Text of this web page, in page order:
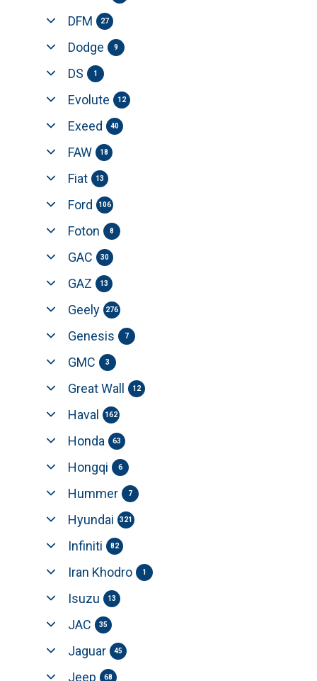
DFM
27
Dodge 9
DS 1
Evolute 12
Exeed 40
FAW 18
Fiat 13
Ford 106
Foton 8
GAC 30
GAZ 13
Geely 276
Genesis 7
GMC 3
Great Wall 12
Haval 162
Honda 63
Hongqi 6
Hummer 7
Hyundai 321
Infiniti 82
Iran Khodro 1
Isuzu 13
JAC 35
Jaguar 45
Jeep 68